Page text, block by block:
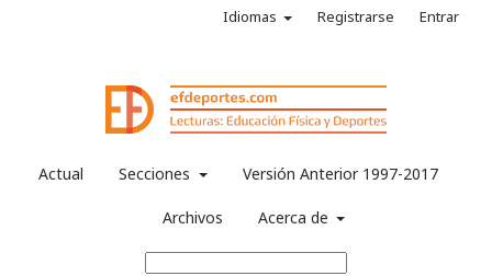
Actual Secciones Versión Anterior 1997-2017
Archivos Acerca de
Idiomas Registrarse Entrar